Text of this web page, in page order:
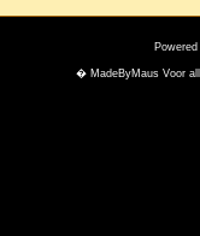
� MadeByMaus Voor